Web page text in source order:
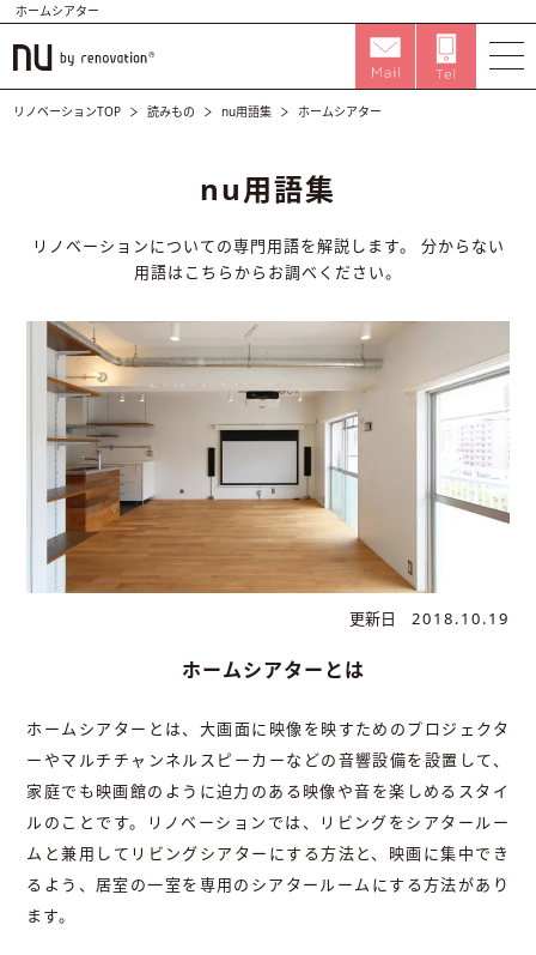
ホームシアター
リノベーションTOP 読みもの nu用語集 ホームシアター
nu用語集
リノベーションについての専門用語を解説します。
分からない
用語はこちらからお調べください。
更新日 2018.10.19
ホームシアターとは
ホームシアターとは、大画面に映像を映すためのプロジェクタ
ーやマルチチャンネルスピーカーなどの音響設備を設置して、
家庭でも映画館のように迫力のある映像や音を楽しめるスタイ
ルのことです。リノベーションでは、リビングをシアタールー
ムと兼用してリビングシアターにする方法と、映画に集中でき
るよう、居室の一室を専用のシアタールームにする方法があり
ます。